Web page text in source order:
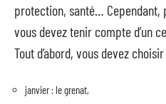
protection, santé… Cependant,
vous devez tenir compte d’un
Tout d’abord, vous devez
janvier : le grenat,